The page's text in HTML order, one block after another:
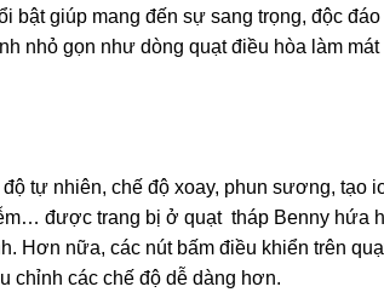
bật giúp mang đến sự sang trọng, độc
nhỏ gọn như dòng quạt điều hòa làm
tự nhiên, chế độ xoay, phun sương, tạo
được trang bị ở quạt tháp Benny hứa
Hơn nữa, các nút bấm điều khiển trên
chỉnh các chế độ dễ dàng hơn.